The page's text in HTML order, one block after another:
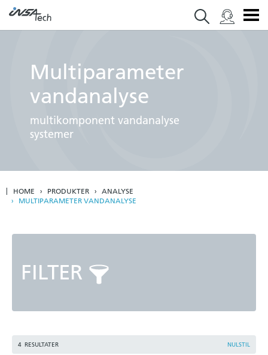
Multi­parameter
vandanalyse
multikomponent vandanalyse
systemer
HOME PRODUKTER
ANALYSE
MULTIPARAMETER VANDANALYSE
FILTER
4 RESULTATER NULSTIL